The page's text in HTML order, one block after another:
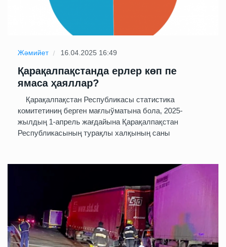
Жәмийет 16.04.2025 16:49
Қарақалпақстанда ерлер көп пе
ямаса ҳаяллар?
Қарақалпақстан Республикасы статистика
комитетиниң берген мағлыўматына бола, 2025-
жылдың 1-апрель жағдайына Қарақалпақстан
Республикасының турақлы халқының саны